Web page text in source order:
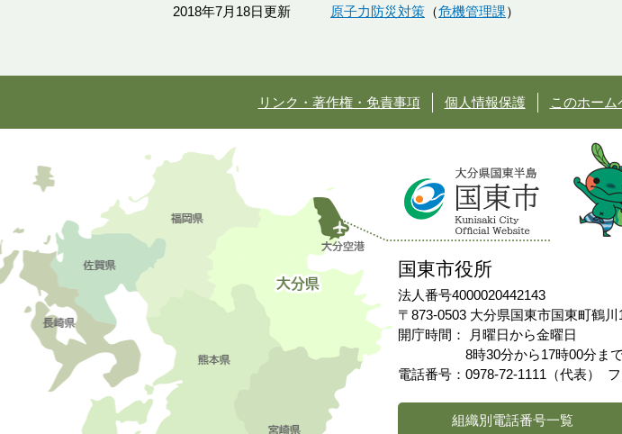
2018年7月18日更新
原子力防災対策 危機管理課
リンク・著作権・免責事項 個人情報保護 このホーム
国東市役所
法人番号4000020442143
〒873-0503 大分県国東市国東町鶴川
開庁時間：
月曜日から金曜日
8時30分から17時00分ま
電話番号：0978-72-1111（代表）
組織別電話番号一覧